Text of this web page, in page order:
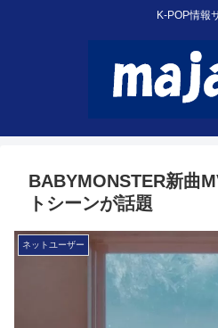
K-POP情報
BABYMONSTER新曲
トシーンが話題
ネットユーザー